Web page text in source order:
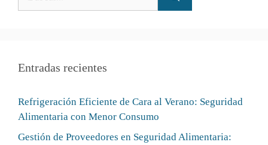
Entradas recientes
Refrigeración Eficiente de Cara al Verano: Seguridad
Alimentaria con Menor Consumo
Gestión de Proveedores en Seguridad Alimentaria: